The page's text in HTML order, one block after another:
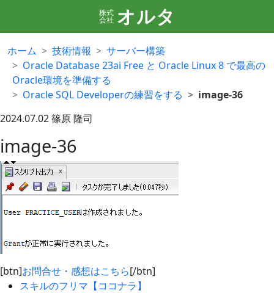
株式
会社 オルタ
ホーム 技術情報
サーバー構築
Oracle Database 23ai Free と Oracle Linux 8 で最高の
Oracle環境を準備する
Oracle SQL Developerの練習をする
image-36
2024.07.02篠原 隆司
image-36
[btn]お問合せ・感想はこちら[/btn]
スキルのフリマ【ココナラ】